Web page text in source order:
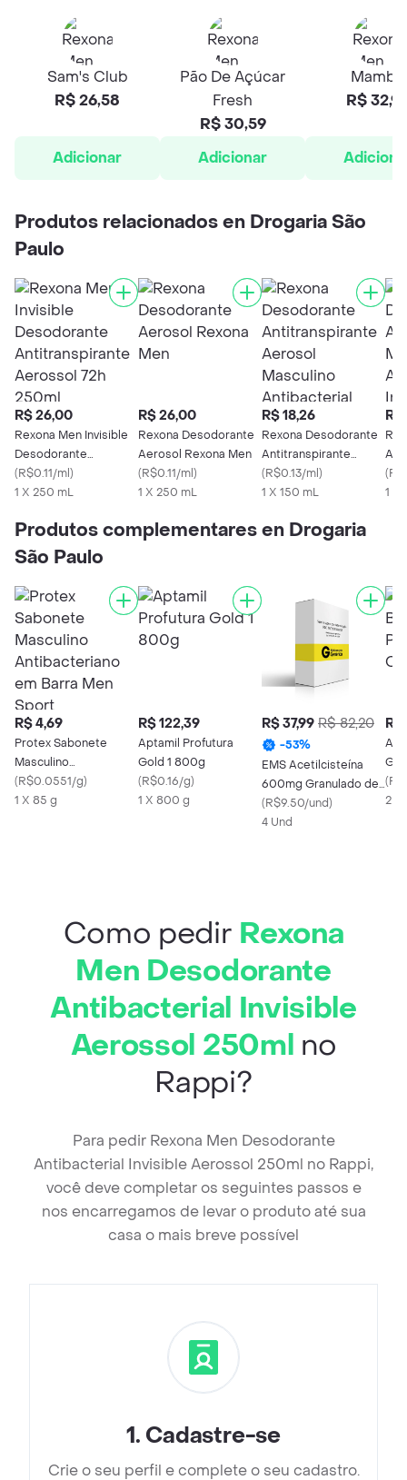
Sam's Club
R$ 26,58
Adicionar
Pão De Açúcar
Fresh
R$ 30,59
Adicionar
Mambo
R$
Produtos relacionados en Drogaria São
Paulo
R$ 26,00
Rexona Men Invisible
Desodorante
Antitranspirante
Aerossol 72h 250ml
(R$0.11/ml)
1 X 250 mL
R$ 26,00
Rexona Desodorante
Aerosol Rexona Men
(R$0.11/ml)
1 X 250 mL
R$ 18,26
Rexona Desodorante
Antitranspirante
Aerosol Masculino
Antibacterial
(R$0.13/ml)
1 X 150 mL
R$
(
1 X
Produtos complementares en Drogaria
São Paulo
R$ 4,69
Protex Sabonete
Masculino
Antibacteriano em
Barra Men Sport
(R$0.0551/g)
1 X 85 g
R$ 122,39
Aptamil Profutura
Gold 1 800g
(R$0.16/g)
1 X 800 g
R$ 37,99 R$ 82,20
-53%
EMS Acetilcisteína
600mg Granulado de
Uso Oral Sabor
Laranja Caixa 16
(R$9.50/und)
4 Und
R$
(
2
Como pedir Rexona
Men Desodorante
Antibacterial Invisible
Aerossol 250ml no
Rappi?
Para pedir Rexona Men Desodorante
Antibacterial Invisible Aerossol 250ml no Rappi,
você deve completar os seguintes passos e
nos encarregamos de levar o produto até sua
casa o mais breve possível
1. Cadastre-se
Crie o seu perfil e complete o seu cadastro.